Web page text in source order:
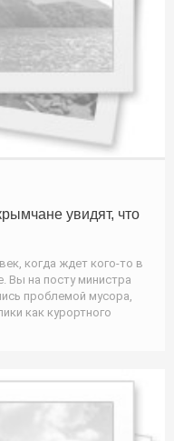
увидят, что
когда ждет кого-то в
Вы на посту министра
проблемой мусора,
как курортного